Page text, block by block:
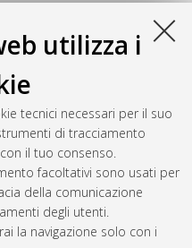
utilizza i
tecnici necessari per il suo
di tracciamento
il tuo consenso.
facoltativi sono usati per
della comunicazione
degli utenti.
la navigazione solo con i
Numerical studies.[Laurea
Corso di Studio inFisica del
ad accesso riservato.
ilSun Aug 9 02:39:25 2026
CEST